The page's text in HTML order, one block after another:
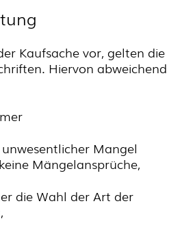
Kaufsache vor, gelten die
Hiervon abweichend
Mangel
Mängelansprüche,
die Wahl der Art der